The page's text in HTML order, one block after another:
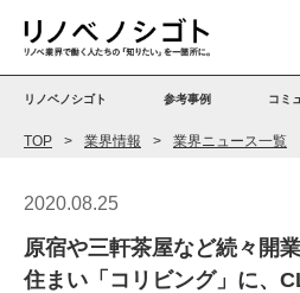
リノベノシゴト 参考事例 コミ
TOP 業界情報 業界ニュース一覧
2020.08.25
原宿や三軒茶屋など続々開
住まい「コリビング」に、